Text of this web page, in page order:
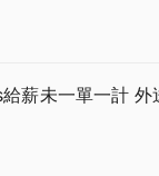
薪未一單一計 外